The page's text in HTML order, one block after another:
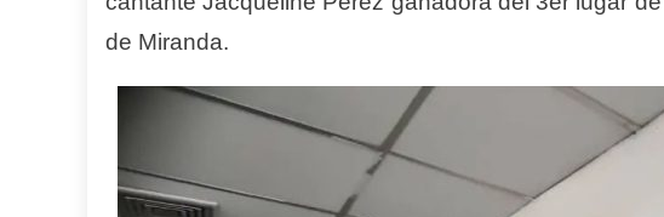
de Miranda.